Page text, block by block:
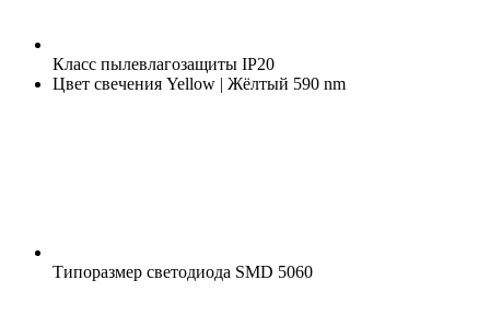
Класс пылевлагозащиты IP20
Цвет свечения Yellow | Жёлтый 590 nm
Типоразмер светодиода SMD 5060